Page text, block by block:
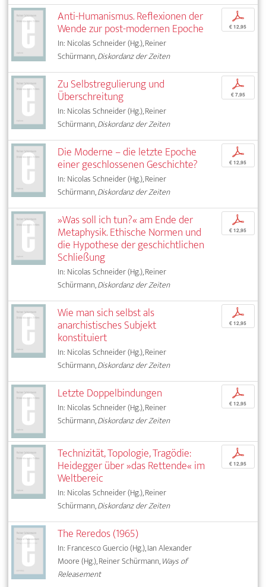
Anti-Humanismus. Reflexionen der
Wende zur post-modernen Epoche
In: Nicolas Schneider (Hg.), Reiner
Schürmann,Diskordanz der Zeiten
p
€ 12,95
Zu Selbstregulierung und
Überschreitung
In: Nicolas Schneider (Hg.), Reiner
Schürmann,Diskordanz der Zeiten
p
€ 7,95
Die Moderne – die letzte Epoche
einer geschlossenen Geschichte?
In: Nicolas Schneider (Hg.), Reiner
Schürmann,Diskordanz der Zeiten
p
€ 12,95
»Was soll ich tun?« am Ende der
Metaphysik. Ethische Normen und
die Hypothese der geschichtlichen
Schließung
In: Nicolas Schneider (Hg.), Reiner
Schürmann,Diskordanz der Zeiten
p
€ 12,95
Wie man sich selbst als
anarchistisches Subjekt
konstituiert
In: Nicolas Schneider (Hg.), Reiner
Schürmann,Diskordanz der Zeiten
p
€ 12,95
Letzte Doppelbindungen
In: Nicolas Schneider (Hg.), Reiner
Schürmann,Diskordanz der Zeiten
p
€ 12,95
Technizität, Topologie, Tragödie:
Heidegger über »das Rettende« im
Weltbereic
In: Nicolas Schneider (Hg.), Reiner
Schürmann,Diskordanz der Zeiten
p
€ 12,95
The Reredos (1965)
In: Francesco Guercio (Hg.), Ian Alexander
Moore (Hg.), Reiner Schürmann,Ways of
Releasement